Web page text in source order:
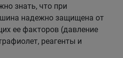
знать, что при
надежно защищена от
ее факторов (давление
реагенты и